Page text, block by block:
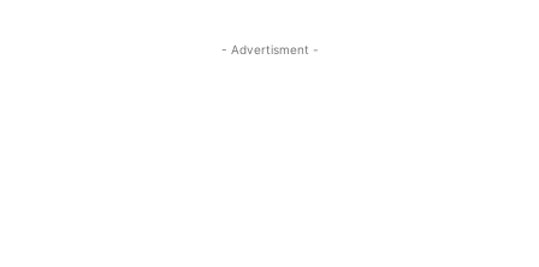
- Advertisment -